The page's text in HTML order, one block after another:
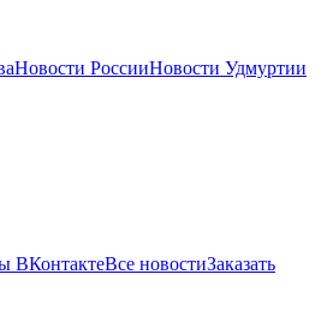
Новости РоссииНовости Удмуртии
ВКонтактеВсе новостиЗаказать